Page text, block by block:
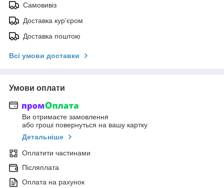
Самовивіз
Доставка кур'єром
Доставка поштою
Всі умови доставки
Умови оплати
Ви отримаєте замовлення
або гроші повернуться на вашу картку
Детальніше
Оплатити частинами
Післяплата
Оплата на рахунок